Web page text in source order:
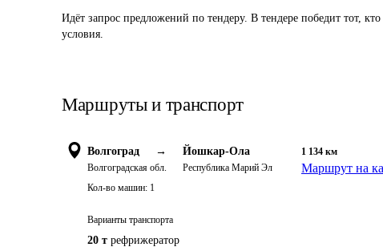
Идёт запрос предложений по тендеру. В тендере победит тот,
условия.
Маршруты и транспорт
Волгоград →
Волгоградская обл.
Йошкар-Ола
Республика Марий Эл
1 134 км
Маршрут на
Кол-во машин: 1
Варианты транспорта
20 т рефрижератор